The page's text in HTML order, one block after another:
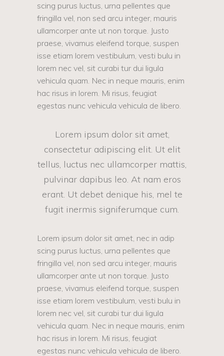
scing purus luctus, urna pellentes que
fringilla vel, non sed arcu integer, mauris
ullamcorper ante ut non torque. Justo
praese, vivamus eleifend torque, suspen
isse etiam lorem vestibulum, vesti bulu in
lorem nec vel, sit curabi tur dui ligula
vehicula quam. Nec in neque mauris, enim
hac risus in lorem. Mi risus, feugiat
egestas nunc vehicula vehicula de libero.
Lorem ipsum dolor sit amet,
consectetur adipiscing elit. Ut elit
tellus, luctus nec ullamcorper mattis,
pulvinar dapibus leo. At nam eros
erant. Ut debet denique his, mel te
fugit inermis signiferumque cum.
Lorem ipsum dolor sit amet, nec in adip
scing purus luctus, urna pellentes que
fringilla vel, non sed arcu integer, mauris
ullamcorper ante ut non torque. Justo
praese, vivamus eleifend torque, suspen
isse etiam lorem vestibulum, vesti bulu in
lorem nec vel, sit curabi tur dui ligula
vehicula quam. Nec in neque mauris, enim
hac risus in lorem. Mi risus, feugiat
egestas nunc vehicula vehicula de libero.